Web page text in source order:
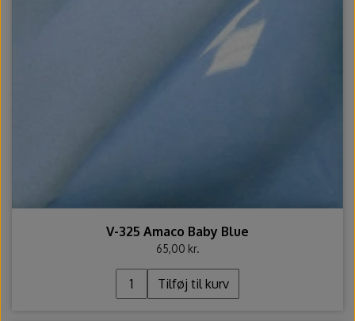
V-325 Amaco Baby Blue
65,00 kr.
Tilføj til kurv